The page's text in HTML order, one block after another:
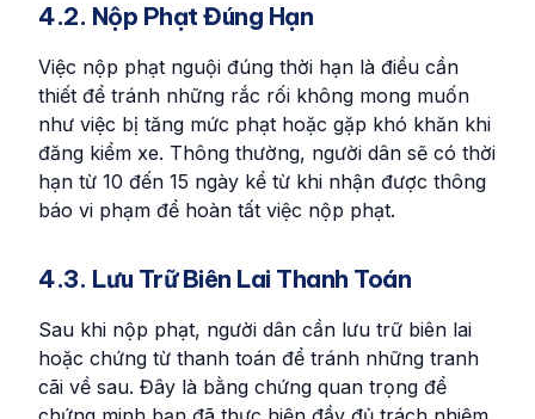
4.2. Nộp Phạt Đúng Hạn
Việc nộp phạt nguội đúng thời hạn là điều cần
thiết để tránh những rắc rối không mong muốn
như việc bị tăng mức phạt hoặc gặp khó khăn khi
đăng kiểm xe. Thông thường, người dân sẽ có thời
hạn từ 10 đến 15 ngày kể từ khi nhận được thông
báo vi phạm để hoàn tất việc nộp phạt.
4.3. Lưu Trữ Biên Lai Thanh Toán
Sau khi nộp phạt, người dân cần lưu trữ biên lai
hoặc chứng từ thanh toán để tránh những tranh
cãi về sau. Đây là bằng chứng quan trọng để